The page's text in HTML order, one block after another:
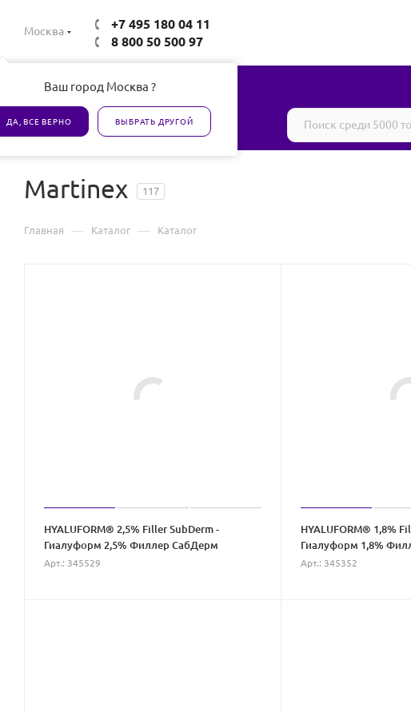
Москва
Ваш город Москва ?
ДА, ВСЕ ВЕРНО ВЫБРАТЬ ДРУГОЙ
+7 495 180 04 11
8 800 50 500 97
Все товары сертифицированы
Martinex 117
Главная — Каталог — Каталог
HYALUFORM® 2,5% Filler SubDerm -
Гиалуформ 2,5% Филлер СабДерм
Арт.: 345529
HYALUFORM® 1,8%
Гиалуформ 1,8%
Арт.: 345352